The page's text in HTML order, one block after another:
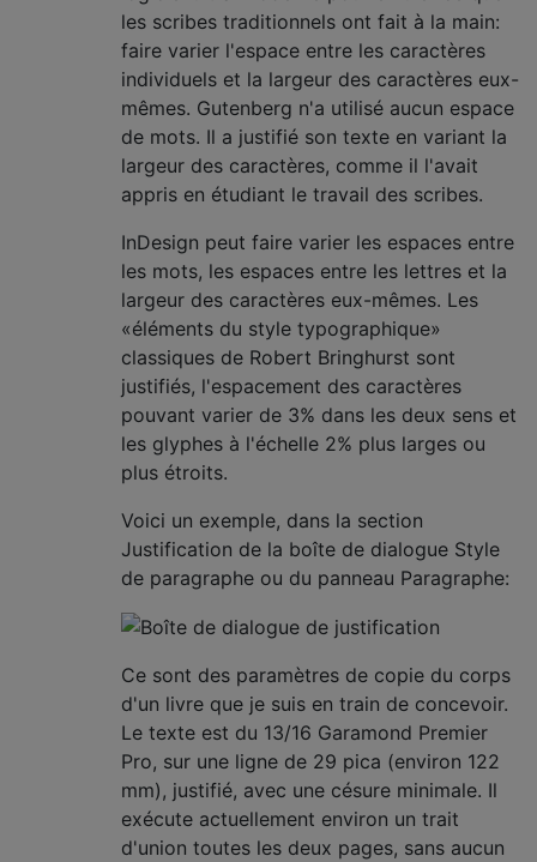
les scribes traditionnels ont fait à la main:
faire varier l'espace entre les caractères
individuels et la largeur des caractères eux-
mêmes. Gutenberg n'a utilisé aucun espace
de mots. Il a justifié son texte en variant la
largeur des caractères, comme il l'avait
appris en étudiant le travail des scribes.
InDesign peut faire varier les espaces entre
les mots, les espaces entre les lettres et la
largeur des caractères eux-mêmes. Les
«éléments du style typographique»
classiques de Robert Bringhurst sont
justifiés, l'espacement des caractères
pouvant varier de 3% dans les deux sens et
les glyphes à l'échelle 2% plus larges ou
plus étroits.
Voici un exemple, dans la section
Justification de la boîte de dialogue Style
de paragraphe ou du panneau Paragraphe:
Ce sont des paramètres de copie du corps
d'un livre que je suis en train de concevoir.
Le texte est du 13/16 Garamond Premier
Pro, sur une ligne de 29 pica (environ 122
mm), justifié, avec une césure minimale. Il
exécute actuellement environ un trait
d'union toutes les deux pages, sans aucun